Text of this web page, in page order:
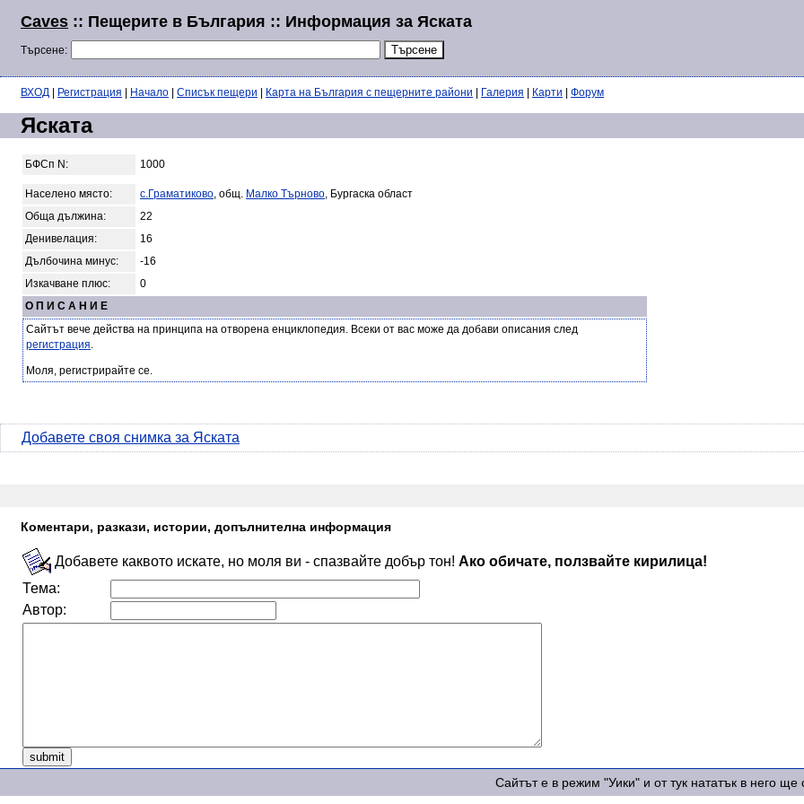
Caves :: Пещерите в България :: Информация за Яската
Търсене:
ВХОД Регистрация Начало Списък пещери Карта на България с пещерните райони Галерия Карти Форум
Яската
БФСп N: 1000
Населено място: с.Граматиково, общ. Малко Търново, Бургаска област
Обща дължина:
22
Денивелация:
16
Дълбочина минус:
-16
Изкачване плюс:
0
О П И С А Н И Е
Сайтът вече действа на принципа на отворена енциклопедия. Всеки от вас може да добави описания след
регистрация.
Моля, регистрирайте се.
Добавете своя снимка за Яската
Коментари, разкази, истории, допълнителна информация
Добавете каквото искате, но моля ви - спазвайте добър тон! Ако обичате, ползвайте кирилица!
Тема:
Автор:
Сайтът е в режим "Уики" и от тук нататък в него